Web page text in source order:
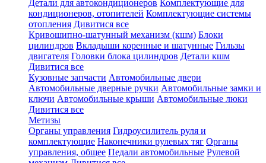
Детали для автокондиционеров Комплектующие для
кондиционеров, отопителей Комплектующие системы
отопления Дивитися все
Кривошипно-шатунный механизм (кшм) Блоки
цилиндров Вкладыши коренные и шатунные Гильзы
двигателя Головки блока цилиндров Детали кшм
Дивитися все
Кузовные запчасти Автомобильные двери
Автомобильные дверные ручки Автомобильные замки и
ключи Автомобильные крыши Автомобильные люки
Дивитися все
Метизы
Органы управления Гидроусилитель руля и
комплектующие Наконечники рулевых тяг Органы
управления, общее Педали автомобильные Рулевой